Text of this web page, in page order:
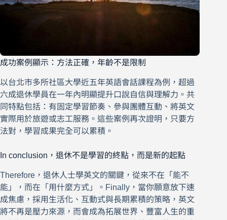
成功案例顯示：方法正確，年齡不是限制
以台北市多所社區大學近五年英語會話課程為例，超過
六成退休學員在一年內明顯提升口說自信與理解力。共
同特點包括：有固定學習節奏、參與團體互動、將英文
實際用於旅遊或志工服務。這些案例再次證明，只要方
法對，學習成果完全可以累積。
In conclusion，退休不是學習的終點，而是新的起點
Therefore，退休人士學英文的關鍵，從來不在「能不
能」，而在「用什麼方式」。Finally，當你願意放下速
成焦慮，採用生活化、互動式與長期累積的策略，英文
將不再是壓力來源，而會成為拓展世界、豐富人生的重